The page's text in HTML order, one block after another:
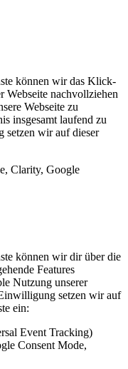
können wir das Klick-
Webseite nachvollziehen
Webseite zu
insgesamt laufend zu
setzen wir auf dieser
Clarity, Google
können wir dir über die
Features
Nutzung unserer
setzen wir auf
ein:
Event Tracking)
Consent Mode,